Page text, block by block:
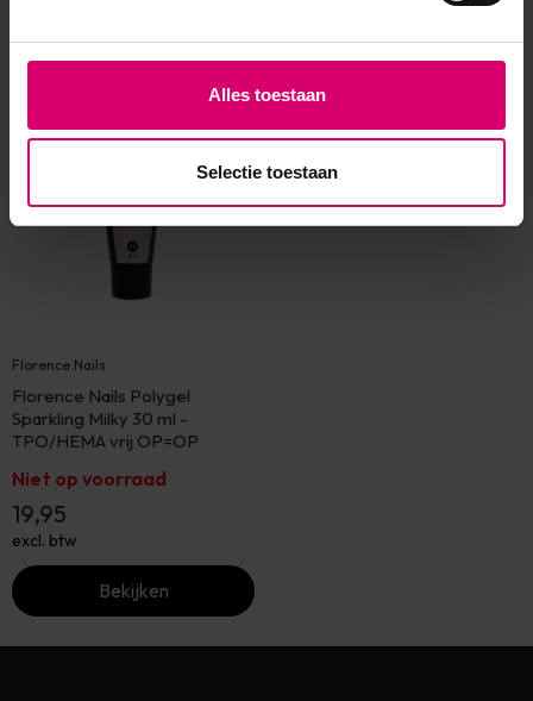
Alles toestaan
Selectie toestaan
Florence Nails
Florence Nails Polygel
Sparkling Milky 30 ml -
TPO/HEMA vrij OP=OP
Niet op voorraad
19,95
excl. btw
Bekijken